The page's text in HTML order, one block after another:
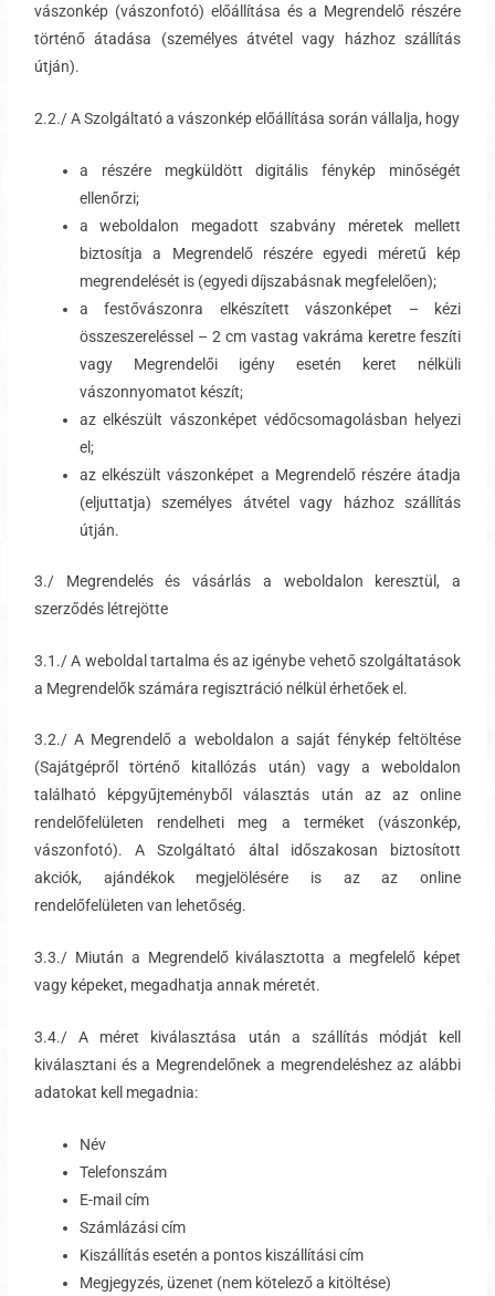
vászonkép (vászonfotó) előállítása és a Megrendelő részére
történő átadása (személyes átvétel vagy házhoz szállítás
útján).
2.2./ A Szolgáltató a vászonkép előállítása során vállalja, hogy
a részére megküldött digitális fénykép minőségét
ellenőrzi;
a weboldalon megadott szabvány méretek mellett
biztosítja a Megrendelő részére egyedi méretű kép
megrendelését is (egyedi díjszabásnak megfelelően);
a festővászonra elkészített vászonképet – kézi
összeszereléssel – 2 cm vastag vakráma keretre feszíti
vagy Megrendelői igény esetén keret nélküli
vászonnyomatot készít;
az elkészült vászonképet védőcsomagolásban helyezi
el;
az elkészült vászonképet a Megrendelő részére átadja
(eljuttatja) személyes átvétel vagy házhoz szállítás
útján.
3./ Megrendelés és vásárlás a weboldalon keresztül, a
szerződés létrejötte
3.1./ A weboldal tartalma és az igénybe vehető szolgáltatások
a Megrendelők számára regisztráció nélkül érhetőek el.
3.2./ A Megrendelő a weboldalon a saját fénykép feltöltése
(Sajátgépről történő kitallózás után) vagy a weboldalon
található képgyűjteményből választás után az az online
rendelőfelületen rendelheti meg a terméket (vászonkép,
vászonfotó). A Szolgáltató által időszakosan biztosított
akciók, ajándékok megjelölésére is az az online
rendelőfelületen van lehetőség.
3.3./ Miután a Megrendelő kiválasztotta a megfelelő képet
vagy képeket, megadhatja annak méretét.
3.4./ A méret kiválasztása után a szállítás módját kell
kiválasztani és a Megrendelőnek a megrendeléshez az alábbi
adatokat kell megadnia:
Név
Telefonszám
E-mail cím
Számlázási cím
Kiszállítás esetén a pontos kiszállítási cím
Megjegyzés, üzenet (nem kötelező a kitöltése)